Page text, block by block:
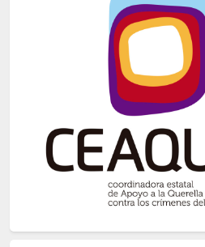
(699)
(607)
neofranquismo
(567)
Justicia Universal
Derechos Humanos
(522)
Nacionalcatolicismo